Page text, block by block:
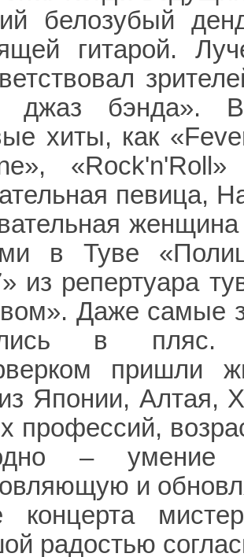
белозубый
гитарой.
джаз бэнда».
хиты, как
певица,
в Туве
из репертуара
Даже самые
в пляс.
пришли
Японии, Алтая,
профессий,
– умение
и
концерта
радостью